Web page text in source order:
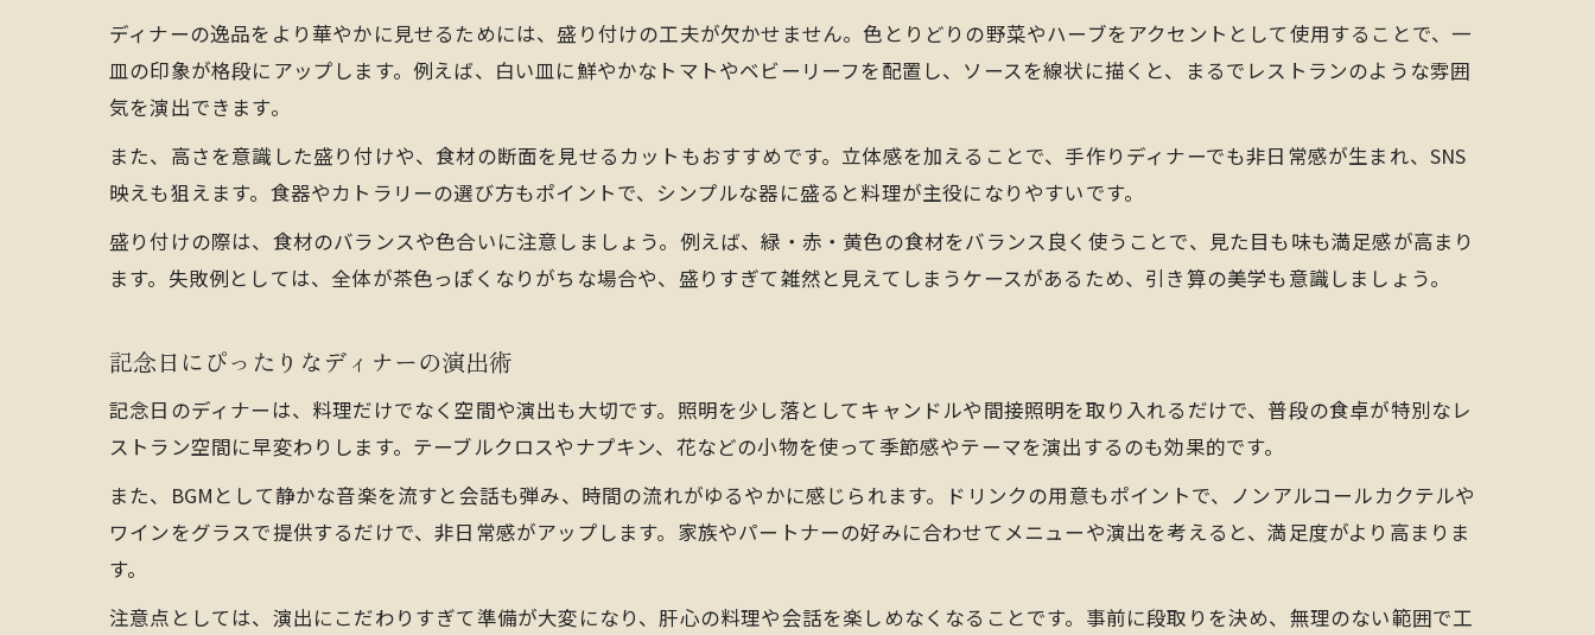
簡単手作りディナーで満足度を高めるコツ
簡単なのに豪華なディナーレシピ集を厳選
ちょっと豪華なディナー手作り術
手軽で華やかなディナー逸品の作り方
時短でもおしゃれなディナーレシピ集
誰でもできる簡単ディナーの魅力
手作りディナーで心に残るメイン料理
ディナー逸品で特別感を出すメイン選び
満足感のある簡単メインディナーの作り方
おうちで豪華なディナーメインを楽しむ方法
夜遅いディナーにも優しい逸品の選び方
ディナーの逸品をより華やかに見せるためには、盛り付けの工夫が欠かせません。色とりどりの野菜やハーブをアクセントとして使用することで、一
皿の印象が格段にアップします。例えば、白い皿に鮮やかなトマトやベビーリーフを配置し、ソースを線状に描くと、まるでレストランのような雰囲
気を演出できます。
また、高さを意識した盛り付けや、食材の断面を見せるカットもおすすめです。立体感を加えることで、手作りディナーでも非日常感が生まれ、SNS
映えも狙えます。食器やカトラリーの選び方もポイントで、シンプルな器に盛ると料理が主役になりやすいです。
盛り付けの際は、食材のバランスや色合いに注意しましょう。例えば、緑・赤・黄色の食材をバランス良く使うことで、見た目も味も満足感が高まり
ます。失敗例としては、全体が茶色っぽくなりがちな場合や、盛りすぎて雑然と見えてしまうケースがあるため、引き算の美学も意識しましょう。
記念日にぴったりなディナーの演出術
記念日のディナーは、料理だけでなく空間や演出も大切です。照明を少し落としてキャンドルや間接照明を取り入れるだけで、普段の食卓が特別なレ
ストラン空間に早変わりします。テーブルクロスやナプキン、花などの小物を使って季節感やテーマを演出するのも効果的です。
また、BGMとして静かな音楽を流すと会話も弾み、時間の流れがゆるやかに感じられます。ドリンクの用意もポイントで、ノンアルコールカクテルや
ワインをグラスで提供するだけで、非日常感がアップします。家族やパートナーの好みに合わせてメニューや演出を考えると、満足度がより高まりま
す。
注意点としては、演出にこだわりすぎて準備が大変になり、肝心の料理や会話を楽しめなくなることです。事前に段取りを決め、無理のない範囲で工